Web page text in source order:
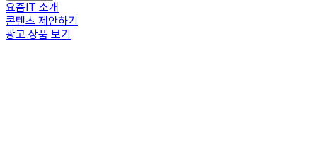
요즘IT 소개
콘텐츠 제안하기
광고 상품 보기